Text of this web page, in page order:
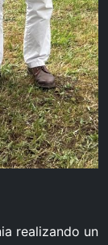
realizando un